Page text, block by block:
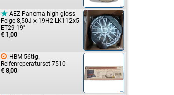
 AEZ Panema high gloss
Felge 8,50J x 19H2 LK112x5
ET29 19"
€ 1,00
 HBM 56tlg.
Reifenreperaturset 7510
€ 8,00